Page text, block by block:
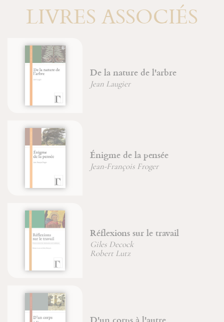
LIVRES ASSOCIÉS
De la nature de l'arbre
Énigme de la pensée
Jean-François Froger
Réflexions sur le travail
Giles Decock